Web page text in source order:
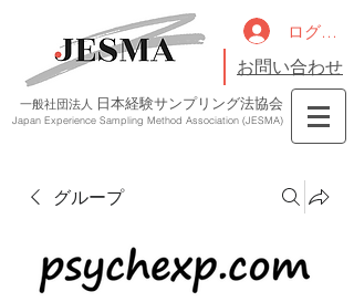
一般社団法人 日本経験サンプリング法協会
Japan Experience Sampling Method Association (JESMA)
ログイン
お問い合わせ
グループ